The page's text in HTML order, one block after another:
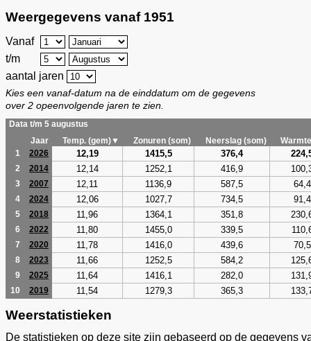
Weergegevens vanaf 1951
Vanaf
t/m
aantal jaren
Kies een vanaf-datum na de einddatum om de gegevens
over 2 opeenvolgende jaren te zien.
Data t/m 5 augustus
Jaar
Temp. (gem)▼ Zonuren (som) Neerslag (som)
1
2026 12,19 1415,5 376,4
2 2014 12,14 1252,1 416,9
3 2007 12,11 1136,9 587,5 64,4
4 2024 12,06 1027,7 734,5 91,4
5 2018 11,96 1364,1 351,8
6 2022 11,80 1455,0 339,5
7 2020 11,78 1416,0 439,6 70,5
8 2023 11,66 1252,5 584,2
9 2025 11,64 1416,1 282,0
10 2019 11,54 1279,3 365,3
Weerstatistieken
De statistieken op deze site zijn gebaseerd op de gegevens